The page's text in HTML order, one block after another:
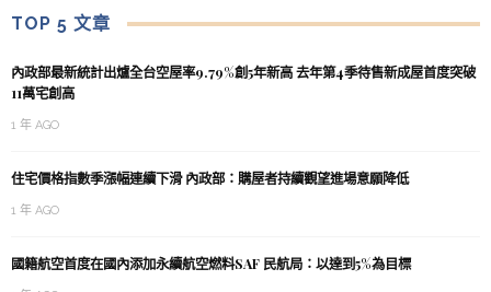
TOP 5 文章
內政部最新統計出爐全台空屋率9.79%創5年新高 去年第4季待售新成屋首度突破
11萬宅創高
1 年 AGO
住宅價格指數季漲幅連續下滑 內政部：購屋者持續觀望進場意願降低
1 年 AGO
國籍航空首度在國內添加永續航空燃料SAF 民航局：以達到5%為目標